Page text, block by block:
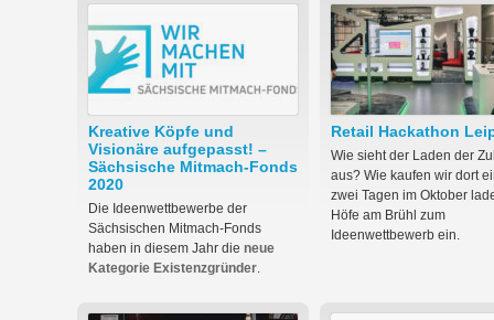
Kreative Köpfe und
Visionäre aufgepasst! –
Sächsische Mitmach-Fonds
2020
Die Ideenwettbewerbe der
Sächsischen Mitmach-Fonds
haben in diesem Jahr die neue
Kategorie Existenzgründer.
Retail Hackathon
Wie sieht der Laden der
aus? Wie kaufen wir dort
zwei Tagen im Oktober
Höfe am Brühl zum
Ideenwettbewerb ein.